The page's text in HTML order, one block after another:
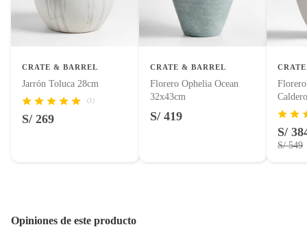
Productos que hayan sido previamente instalados.
Motocicletas y bicicletas motorizadas.
CRATE & BARREL
Jarrón Toluca 28cm
(1)
S/ 269
CRATE & BARREL
Florero Ophelia Ocean
32x43cm
S/ 419
S/
S/ 549
Opiniones de este producto